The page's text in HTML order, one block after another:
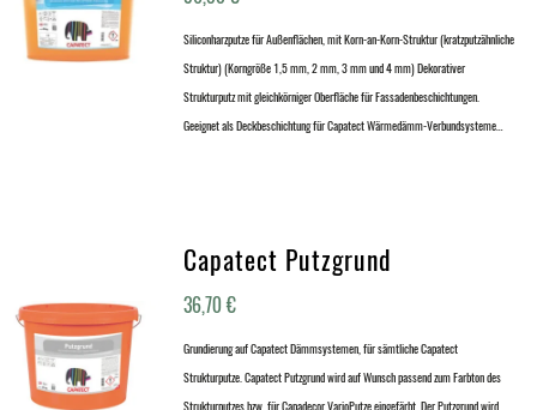
Siliconharzputze für Außenflächen, mit Korn-an-Korn-Struktur (kratzputzähnliche
Struktur) (Korngröße 1,5 mm, 2 mm, 3 mm und 4 mm) Dekorativer
Strukturputz mit gleichkörniger Oberfläche für Fassadenbeschichtungen.
Geeignet als Deckbeschichtung für Capatect Wärmedämm-Verbundsysteme…
Capatect Putzgrund
36,70€
Grundierung auf Capatect Dämmsystemen, für sämtliche Capatect
Strukturputze. Capatect Putzgrund wird auf Wunsch passend zum Farbton des
Strukturputzes bzw. für Capadecor VarioPutze eingefärbt. Der Putzgrund wird